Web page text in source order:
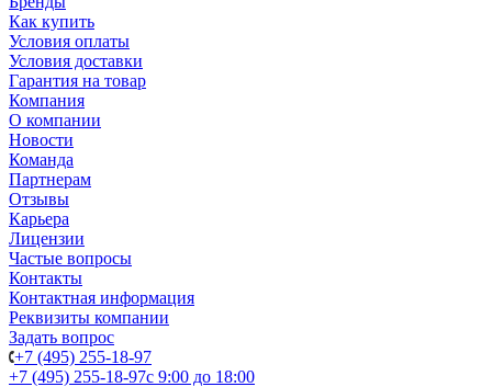
Как купить
Условия оплаты
Условия доставки
Гарантия на товар
Компания
О компании
Новости
Команда
Партнерам
Отзывы
Карьера
Лицензии
Частые вопросы
Контакты
Контактная информация
Реквизиты компании
Задать вопрос
+7 (495) 255-18-97
+7 (495) 255-18-97с 9:00 до 18:00